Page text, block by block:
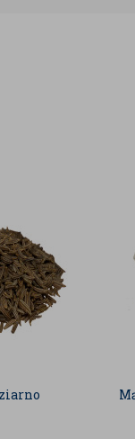
rozprowadza
a jego
Nasz
jakości sól oraz
BadaPak to
w daniach mięsnych,
Idealna
schabu czy
warzywnych i
domowych